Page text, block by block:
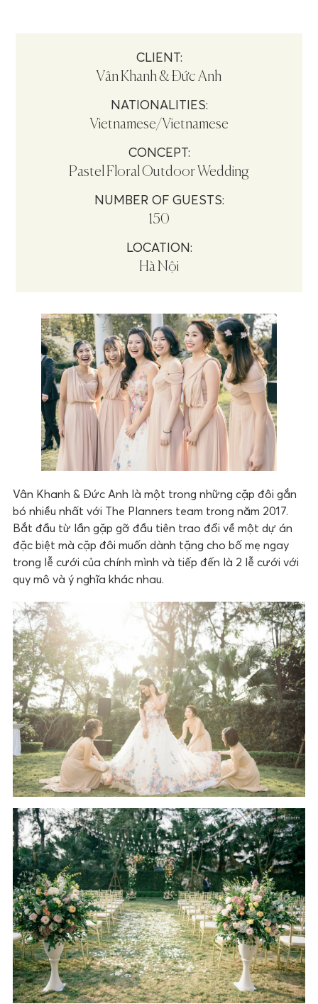
CLIENT:
Vân Khanh & Đức Anh
NATIONALITIES:
Vietnamese/Vietnamese
CONCEPT:
Pastel Floral Outdoor Wedding
NUMBER OF GUESTS:
150
LOCATION:
Hà Nội
Vân Khanh & Đức Anh là một trong những cặp đôi gắn
bó nhiều nhất với The Planners team trong năm 2017.
Bắt đầu từ lần gặp gỡ đầu tiên trao đổi về một dự án
đặc biệt mà cặp đôi muốn dành tặng cho bố mẹ ngay
trong lễ cưới của chính mình và tiếp đến là 2 lễ cưới với
quy mô và ý nghĩa khác nhau.